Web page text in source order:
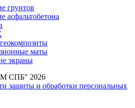
грунтов
асфальтобетона
маты
экраны
СПБ" 2026
защиты и обработки персональных